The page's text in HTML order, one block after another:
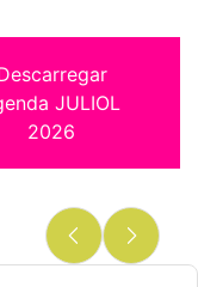
JULIOL
2026